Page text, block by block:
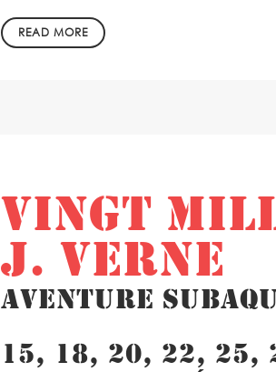
READ MORE
VINGT
J. VERNE
Aventure
15, 18, 20, 22,